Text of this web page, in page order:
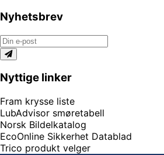
Nyhetsbrev
Nyttige linker
Fram krysse liste
LubAdvisor smøretabell
Norsk Bildelkatalog
EcoOnline Sikkerhet Datablad
Trico produkt velger